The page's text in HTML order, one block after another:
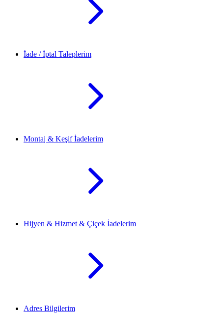
İade / İptal Taleplerim
Montaj & Keşif İadelerim
Hijyen & Hizmet & Çiçek İadelerim
Adres Bilgilerim